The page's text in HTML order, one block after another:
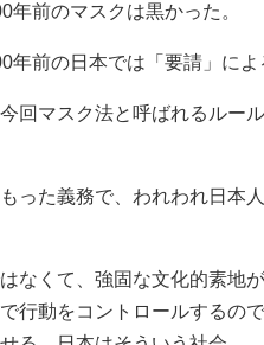
年前のマスクは黒かった。
年前の日本では「要請」によ
回マスク法と呼ばれるルー
った義務で、われわれ日本
なくて、強固な文化的素地
行動をコントロールするの